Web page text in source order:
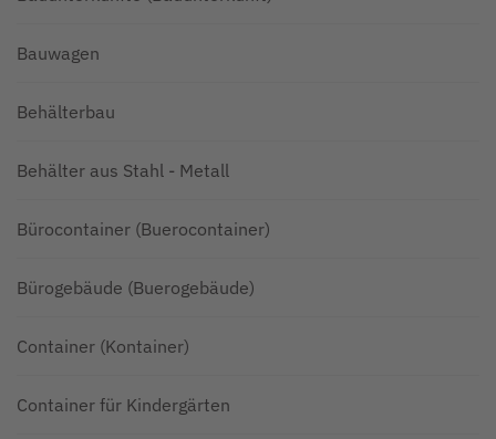
Bauwagen
Behälterbau
Behälter aus Stahl - Metall
Bürocontainer (Buerocontainer)
Bürogebäude (Buerogebäude)
Container (Kontainer)
Container für Kindergärten